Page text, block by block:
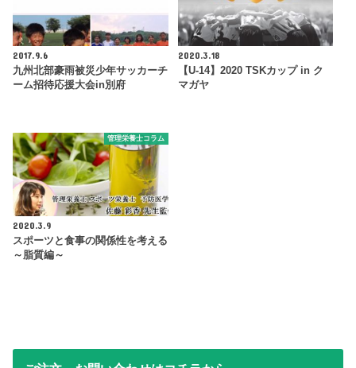
2017.9.6
九州北部豪雨被災少年サッカーチ
ーム招待応援大会in別府
2020.3.18
【U-14】2020 TSKカップ in ク
マガヤ
管理栄養士コラム
2020.3.9
スポーツと食事の関係性を考える
～脂質編～